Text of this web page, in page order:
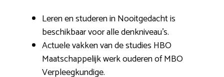
Leren en studeren in Nooitgedacht is
beschikbaar voor alle denkniveau’s.
Actuele vakken van de studies HBO
Maatschappelijk werk ouderen of MBO
Verpleegkundige.